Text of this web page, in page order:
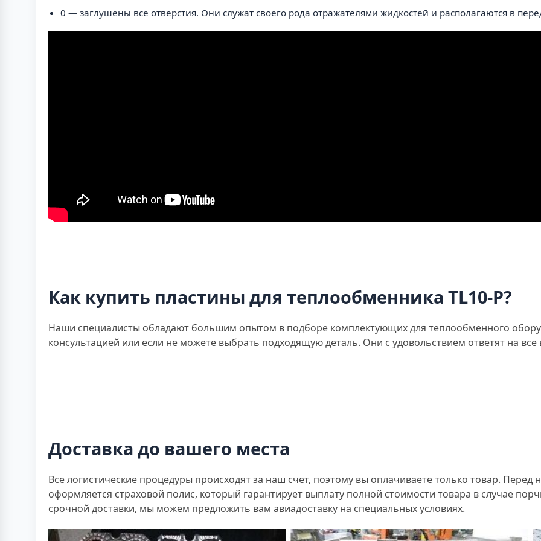
0 — заглушены все отверстия. Они служат своего рода отражателями жидкостей и располагаются в
Как купить пластины для теплообменника TL10-P?
Наши специалисты обладают большим опытом в подборе комплектующих для теплообменного
консультацией или если не можете выбрать подходящую деталь. Они с удовольствием ответят на
Доставка до вашего места
Все логистические процедуры происходят за наш счет, поэтому вы оплачиваете только товар.
оформляется страховой полис, который гарантирует выплату полной стоимости товара в случае
срочной доставки, мы можем предложить вам авиадоставку на специальных условиях.